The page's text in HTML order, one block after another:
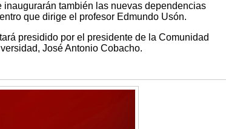
también las nuevas dependencias
que dirige el profesor Edmundo Usón.
presidido por el presidente de la Comunidad
José Antonio Cobacho.